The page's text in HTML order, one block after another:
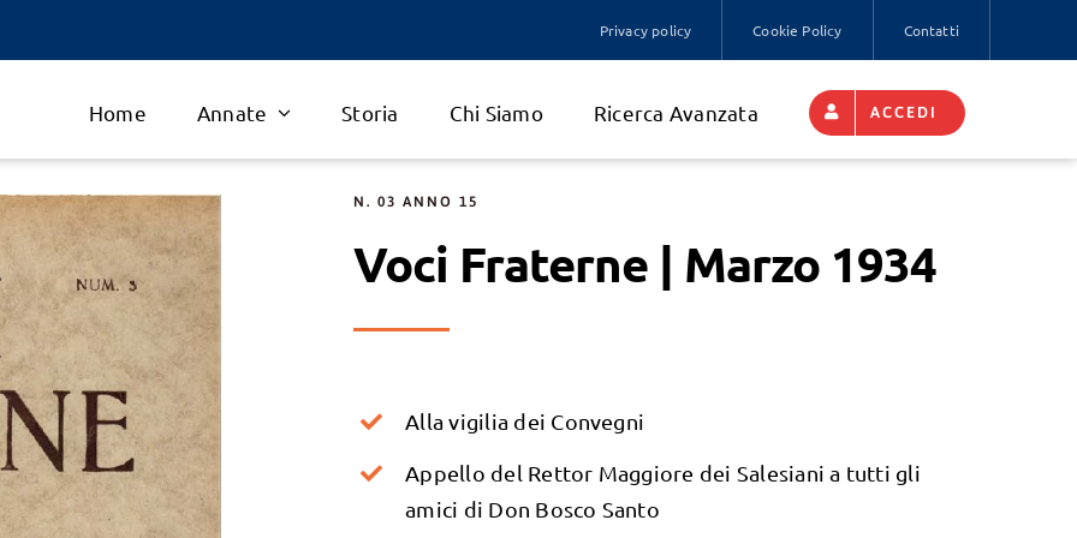
Privacy policy Cookie Policy Contatti
Home Annate Storia Chi Siamo Ricerca Avanzata ACCEDI
N. 03 ANNO 15
Voci Fraterne | Marzo 1934
Alla vigilia dei Convegni
Appello del Rettor Maggiore dei Salesiani a tutti gli
amici di Don Bosco Santo